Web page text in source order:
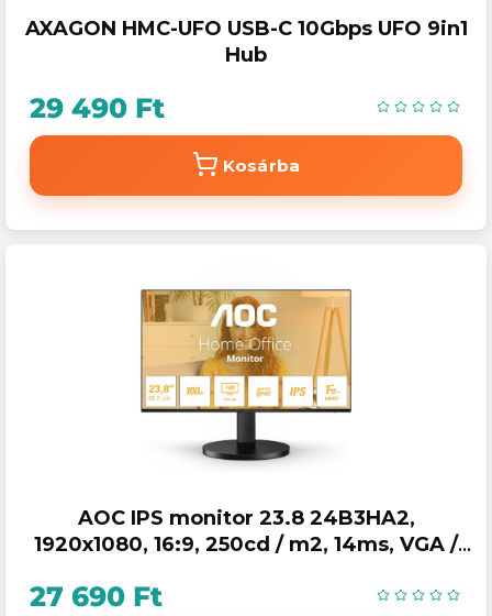
AXAGON HMC-UFO USB-C 10Gbps UFO 9in1
Hub
29 490 Ft
Kosárba
AOC IPS monitor 23.8 24B3HA2,
1920x1080, 16:9, 250cd / m2, 14ms, VGA /
27 690 Ft